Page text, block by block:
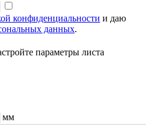
конфиденциальности и даю
данных.
параметры листа
мм